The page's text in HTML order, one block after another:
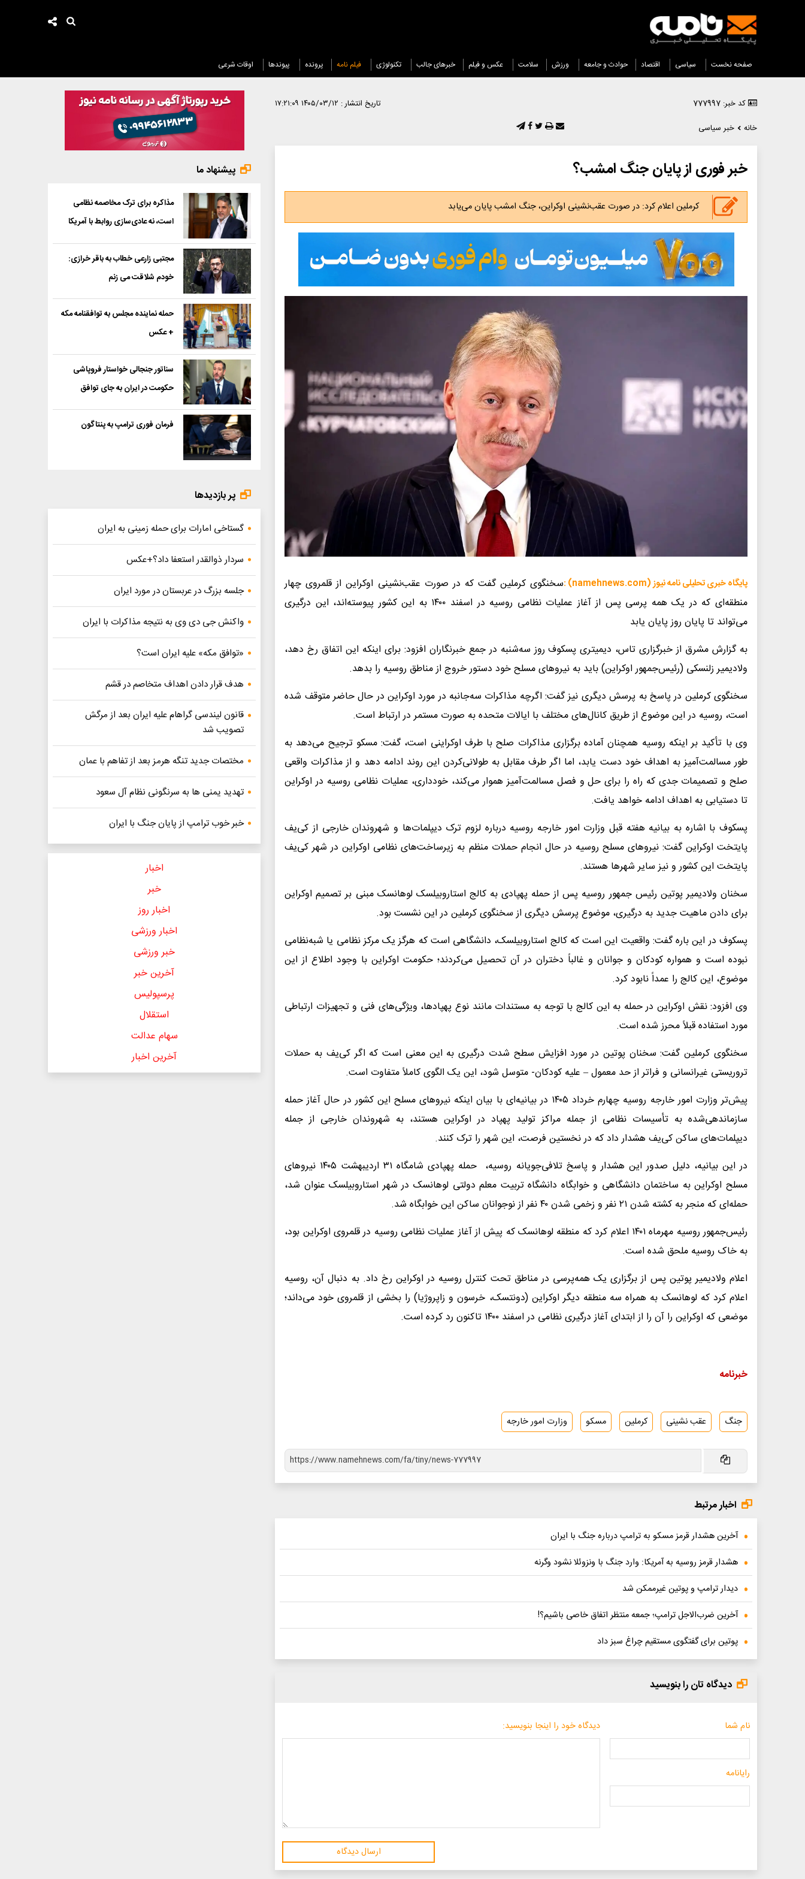
صفحه نخست سیاسی اقتصاد حوادث و جامعه ورزش سلامت عکس و فیلم خبرهای جالب تکنولوژی فیلم نامه پرونده پیوندها اوقات شرعی
کد خبر: 777997 تاریخ انتشار : ۱۴۰۵/۰۳/۱۲ ۱۷:۲۱:۰۹
خانه
خبر سیاسی
خبر فوری از پایان جنگ امشب؟
کرملین اعلام کرد: در صورت عقب‌نشینی اوکراین، جنگ امشب پایان می‌یابد
پایگاه خبری تحلیلی نامه نیوز (namehnews.com) :
سخنگوی کرملین گفت که در صورت عقب‌نشینی اوکراین از قلمروی چهار
منطقه‌ای که در یک همه پرسی پس از آغاز عملیات نظامی روسیه در اسفند ۱۴۰۰ به این کشور پیوسته‌اند، این درگیری
می‌تواند تا پایان روز پایان یابد
به گزارش مشرق از خبرگزاری تاس، دیمیتری پسکوف روز سه‌شنبه در جمع خبرنگاران افزود: برای اینکه این اتفاق رخ دهد،
ولادیمیر زلنسکی (رئیس‌جمهور اوکراین) باید به نیروهای مسلح خود دستور خروج از مناطق روسیه را بدهد.
سخنگوی کرملین در پاسخ به پرسش دیگری نیز گفت: اگرچه مذاکرات سه‌جانبه در مورد اوکراین در حال حاضر متوقف شده
است، روسیه در این موضوع از طریق کانال‌های مختلف با ایالات متحده به صورت مستمر در ارتباط است.
وی با تأکید بر اینکه روسیه همچنان آماده برگزاری مذاکرات صلح با طرف اوکراینی است، گفت: مسکو ترجیح می‌دهد به
طور مسالمت‌آمیز به اهداف خود دست یابد، اما اگر طرف مقابل به طولانی‌کردن این روند ادامه دهد و از مذاکرات واقعی
صلح و تصمیمات جدی که راه را برای حل و فصل مسالمت‌آمیز هموار می‌کند، خودداری، عملیات نظامی روسیه در اوکراین
تا دستیابی به اهداف ادامه خواهد یافت.
پسکوف با اشاره به بیانیه هفته قبل وزارت امور خارجه روسیه درباره لزوم ترک دیپلمات‌ها و شهروندان خارجی از کی‌یف
پایتخت اوکراین گفت: نیروهای مسلح روسیه در حال انجام حملات منظم به زیرساخت‌های نظامی اوکراین در شهر کی‌یف
پایتخت این کشور و نیز سایر شهرها هستند.
سخنان ولادیمیر پوتین رئیس جمهور روسیه پس از حمله پهپادی به کالج استاروبیلسک لوهانسک مبنی بر تصمیم اوکراین
برای دادن ماهیت جدید به درگیری، موضوع پرسش دیگری از سخنگوی کرملین در این نشست بود.
پسکوف در این باره گفت: واقعیت این است که کالج استاروبیلسک، دانشگاهی است که هرگز یک مرکز نظامی یا شبه‌نظامی
نبوده است و همواره کودکان و جوانان و غالباً دختران در آن تحصیل می‌کردند؛ حکومت اوکراین با وجود اطلاع از این
موضوع، این کالج را عمداً نابود کرد.
وی افزود: نقش اوکراین در حمله به این کالج با توجه به مستندات مانند نوع پهپادها، ویژگی‌های فنی و تجهیزات ارتباطی
مورد استفاده قبلاً محرز شده است.
سخنگوی کرملین گفت: سخنان پوتین در مورد افزایش سطح شدت درگیری به این معنی است که اگر کی‌یف به حملات
تروریستی غیرانسانی و فراتر از حد معمول – علیه کودکان- متوسل شود، این یک الگوی کاملاً متفاوت است.
پیش‌تر وزارت امور خارجه روسیه چهارم خرداد ۱۴۰۵ در بیانیه‌ای با بیان اینکه نیروهای مسلح این کشور در حال آغاز حمله
سازماندهی‌شده به تأسیسات نظامی از جمله مراکز تولید پهپاد در اوکراین هستند، به شهروندان خارجی از جمله
دیپلمات‌های ساکن کی‌یف هشدار داد که در نخستین فرصت، این شهر را ترک کنند.
در این بیانیه، دلیل صدور این هشدار و پاسخ تلافی‌جویانه روسیه، ‌ حمله پهپادی شامگاه ۳۱ اردیبهشت ۱۴۰۵ نیروهای
مسلح اوکراین به ساختمان دانشگاهی و خوابگاه دانشگاه تربیت معلم دولتی لوهانسک در شهر استاروبیلسک عنوان شد،
حمله‌ای که منجر به کشته شدن ۲۱ نفر و زخمی شدن ۴۰ نفر از نوجوانان ساکن این خوابگاه شد.
رئیس‌جمهور روسیه مهرماه ۱۴۰۱ اعلام کرد که منطقه لوهانسک که پیش از آغاز عملیات نظامی روسیه در قلمروی اوکراین بود،
به خاک روسیه ملحق شده است.
اعلام ولادیمیر پوتین پس از برگزاری یک همه‌پرسی در مناطق تحت کنترل روسیه در اوکراین رخ داد. به دنبال آن، روسیه
اعلام کرد که لوهانسک به همراه سه منطقه دیگر اوکراین (دونتسک، خرسون و زاپروژیا) را بخشی از قلمروی خود می‌داند؛
موضعی که اوکراین را آن را از ابتدای آغاز درگیری نظامی در اسفند ۱۴۰۰ تاکنون رد کرده است.
خبرنامه
جنگ عقب نشینی کرملین مسکو وزارت امور خارجه
اخبار مرتبط
آخرین هشدار قرمز مسکو به ترامپ درباره جنگ با ایران
هشدار قرمز روسیه به آمریکا: وارد جنگ با ونزوئلا نشود وگرنه
دیدار ترامپ و پوتین غیرممکن شد
آخرین ضرب‌الاجل ترامپ؛ جمعه منتظر اتفاق خاصی باشیم؟!
پوتین برای گفتگوی مستقیم چراغ سبز داد
دیدگاه تان را بنویسید
نام شما
رایانامه
دیدگاه خود را اینجا بنویسید:
ارسال دیدگاه
پیشنهاد ما
مذاکره برای ترک مخاصمه نظامی
است، نه عادی‌سازی روابط با آمریکا
مجتبی زارعی خطاب به باقر خرازی:
خودم شلاقت می زنم
حمله نماینده مجلس به توافقنامه مکه
+ عکس
سناتور جنجالی خواستار فروپاشی
حکومت در ایران به جای توافق
فرمان فوری ترامپ به پنتاگون
پر بازدیدها
گستاخی امارات برای حمله زمینی به ایران
سردار ذوالقدر استعفا داد؟+عکس
جلسه بزرگ در عربستان در مورد ایران
واکنش جی دی وی به نتیجه مذاکرات با ایران
«توافق مکه» علیه ایران است؟
هدف قرار دادن اهداف متخاصم در قشم
قانون لیندسی گراهام علیه ایران بعد از مرگش
تصویب شد
مختصات جدید تنگه هرمز بعد از تفاهم با عمان
تهدید یمنی ها به سرنگونی نظام آل سعود
خبر خوب ترامپ از پایان جنگ با ایران
اخبار
خبر
اخبار روز
اخبار ورزشی
خبر ورزشی
آخرین خبر
پرسپولیس
استقلال
سهام عدالت
آخرین اخبار